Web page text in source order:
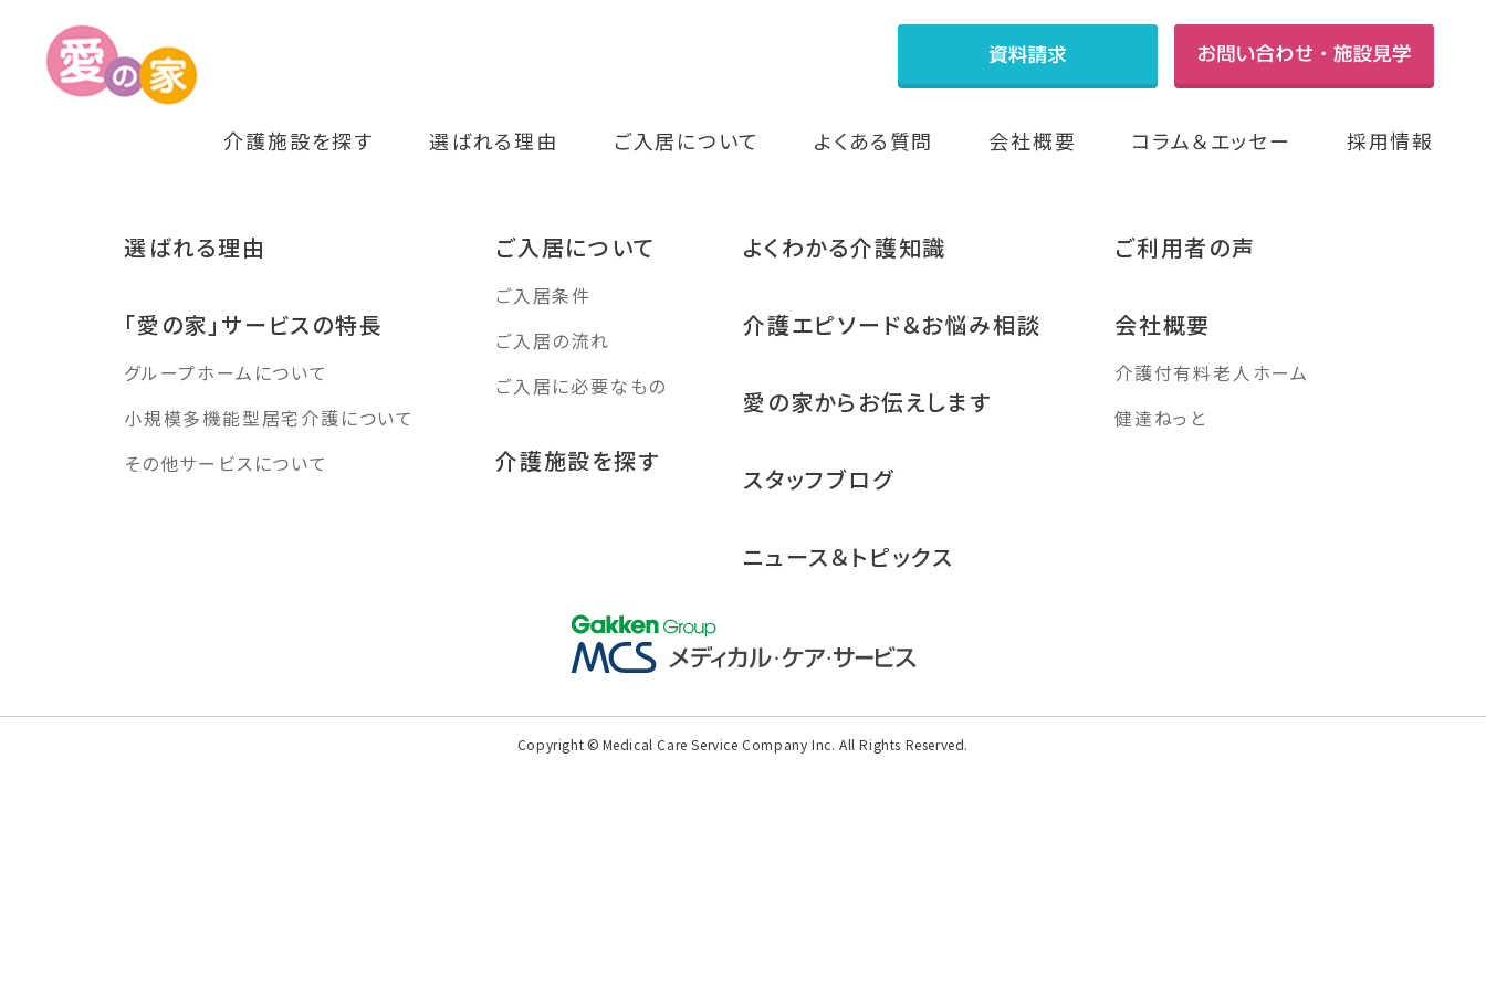
介護施設を探す 選ばれる理由 ご入居について よくある質問 会社概要 コラム＆エッセー 採用情報
選ばれる理由
「愛の家」サービスの特長
グループホームについて
小規模多機能型居宅介護について
その他サービスについて
ご入居について
ご入居条件
ご入居の流れ
ご入居に必要なもの
介護施設を探す
よくわかる介護知識
介護エピソード＆お悩み相談
愛の家からお伝えします
スタッフブログ
ニュース＆トピックス
ご利用者の声
会社概要
介護付有料老人ホーム
健達ねっと
Copyright © Medical Care Service Company Inc.All Rights Reserved.